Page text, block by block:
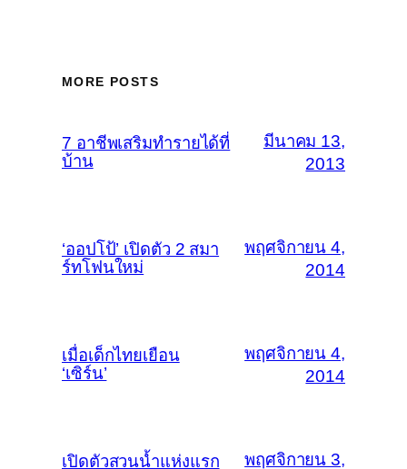
MORE POSTS
7 อาชีพเสริมทำรายได้ที่
บ้าน
มีนาคม 13,
2013
‘ออปโป้’ เปิดตัว 2 สมา
ร์ทโฟนใหม่
พฤศจิกายน 4,
2014
เมื่อเด็กไทยเยือน
‘เซิร์น’
พฤศจิกายน 4,
2014
เปิดตัวสวนน้ำแห่งแรก
พฤศจิกายน 3,